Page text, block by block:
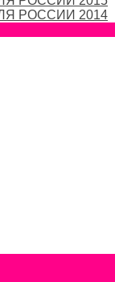
РОССИИ 2014